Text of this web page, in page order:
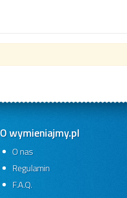
O wymieniajmy.pl
O nas
Regulamin
F.A.Q.